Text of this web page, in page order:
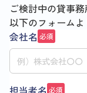
ご検討中の貸事
以下のフォームよ
会社名 必須
担当者名 必須